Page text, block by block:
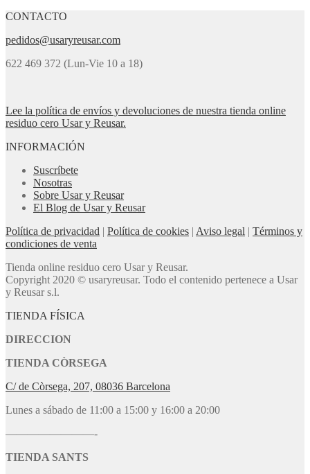
hasta
CONTACTO
pedidos@usaryreusar.com
622 469 372 (Lun-Vie 10 a 18)
Lee la política de envíos y devoluciones de nuestra tienda online
residuo cero Usar y Reusar.
INFORMACIÓN
Suscríbete
Nosotras
Sobre Usar y Reusar
El Blog de Usar y Reusar
Política de privacidad | Política de cookies | Aviso legal | Términos y
condiciones de venta
Tienda online residuo cero Usar y Reusar.
Copyright 2020 © usaryreusar. Todo el contenido pertenece a Usar
y Reusar s.l.
TIENDA FÍSICA
DIRECCION
TIENDA CÒRSEGA
C/ de Còrsega, 207, 08036 Barcelona
Lunes a sábado de 11:00 a 15:00 y 16:00 a 20:00
————————-
TIENDA SANTS